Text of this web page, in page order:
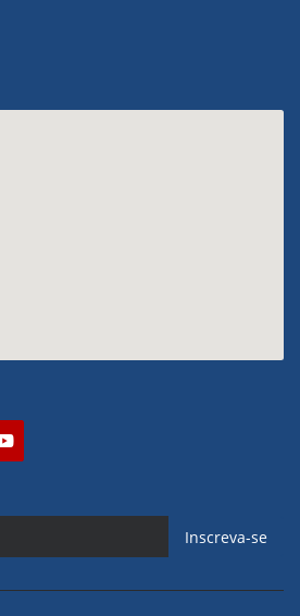
Inscreva-se